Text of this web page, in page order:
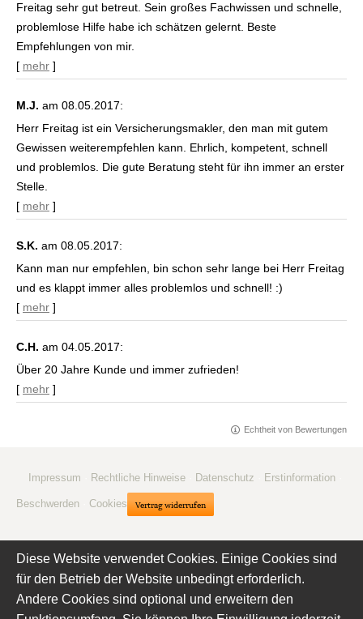
Freitag sehr gut betreut. Sein großes Fachwissen und schnelle,
problemlose Hilfe habe ich schätzen gelernt. Beste
Empfehlungen von mir.
[ mehr ]
M.J. am 08.05.2017:
Herr Freitag ist ein Ver­sicherungs­makler, den man mit gutem
Gewissen weiterempfehlen kann. Ehrlich, kompetent, schnell
und problemlos. Die gute Beratung steht für ihn immer an erster
Stelle.
[ mehr ]
S.K. am 08.05.2017:
Kann man nur empfehlen, bin schon sehr lange bei Herr Freitag
und es klappt immer alles problemlos und schnell! :)
[ mehr ]
C.H. am 04.05.2017:
Über 20 Jahre Kunde und immer zufrieden!
[ mehr ]
Echtheit von Bewertungen
Impressum Rechtliche Hinweise Datenschutz Erstinformation
Beschwerden Cookies Vertrag widerrufen
Diese Website verwendet Cookies. Einige Cookies sind
für den Betrieb der Website unbedingt erforderlich.
Andere Cookies sind optional und erweitern den